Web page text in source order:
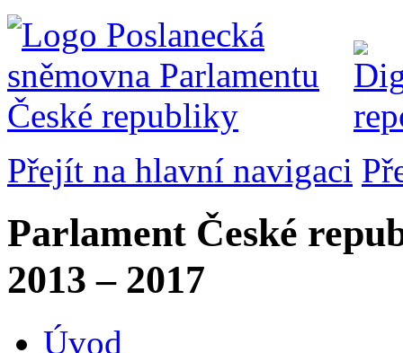
Přejít na hlavní navigaci
Parlament České
2013 – 2017
Úvod